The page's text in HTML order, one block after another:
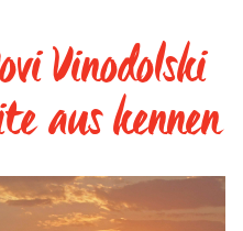
Vinodolski
aus kennen